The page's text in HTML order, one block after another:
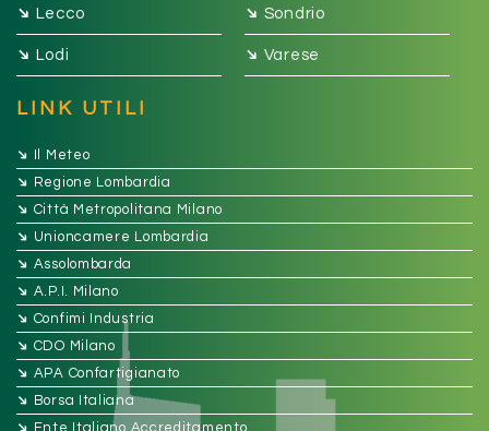
➔ Lecco ➔ Sondrio
➔ Lodi ➔ Varese
LINK UTILI
➔ Il Meteo
➔ Regione Lombardia
➔ Città Metropolitana Milano
➔ Unioncamere Lombardia
➔ Assolombarda
➔ A.P.I. Milano
➔ Confimi Industria
➔ CDO Milano
➔ APA Confartigianato
➔ Borsa Italiana
Ente Italiano Accreditamento